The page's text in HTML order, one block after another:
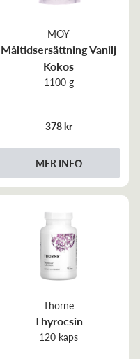
MOY
Måltidsersättning Vanilj
Kokos
1100 g
378 kr
MER INFO
Thorne
Thyrocsin
120 kaps